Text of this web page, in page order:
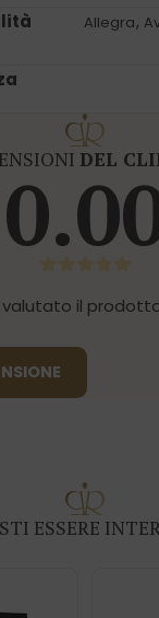
Allegra,
DEL
il
ESSERE